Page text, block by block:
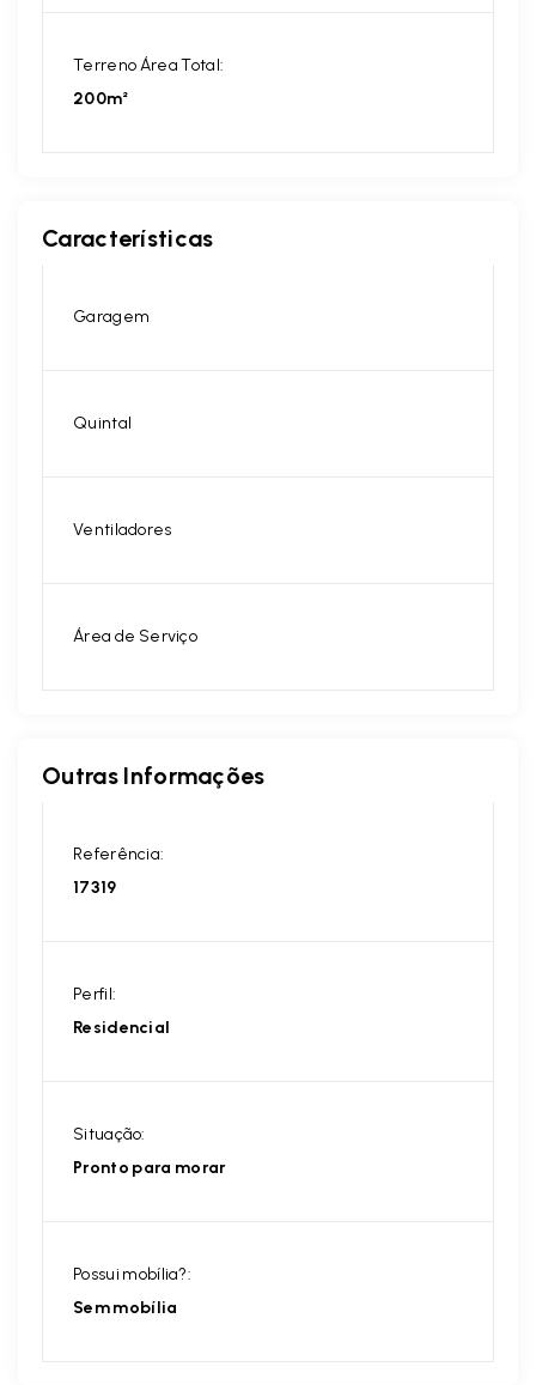
Terreno Área Total:
200m²
Características
Garagem
Quintal
Ventiladores
Área de Serviço
Outras Informações
Referência:
17319
Perfil:
Residencial
Situação:
Pronto para morar
Possui mobília?:
Sem mobília